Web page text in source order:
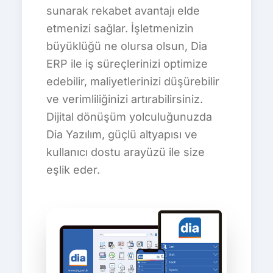
sunarak rekabet avantajı elde
etmenizi sağlar. İşletmenizin
büyüklüğü ne olursa olsun, Dia
ERP ile iş süreçlerinizi optimize
edebilir, maliyetlerinizi düşürebilir
ve verimliliğinizi artırabilirsiniz.
Dijital dönüşüm yolculuğunuzda
Dia Yazılım, güçlü altyapısı ve
kullanıcı dostu arayüzü ile size
eşlik eder.